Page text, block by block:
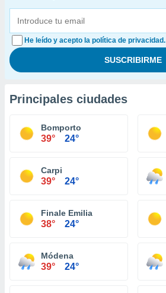
He leído y acepto la política de privacidad.
Principales ciudades
Bomporto
39° 24°
Carpi
39° 24°
Finale Emilia
38° 24°
Módena
39° 24°